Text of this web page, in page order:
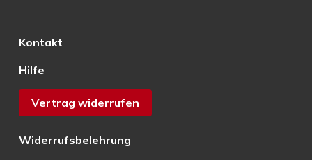
Kontakt
Hilfe
Vertrag widerrufen
Widerrufsbelehrung